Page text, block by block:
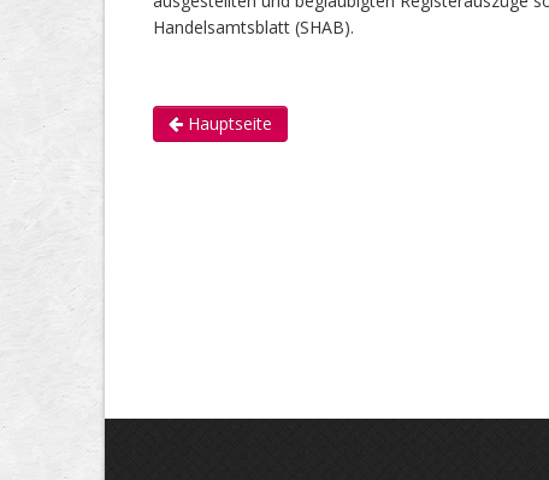
Handelsamtsblatt (SHAB).
Hauptseite